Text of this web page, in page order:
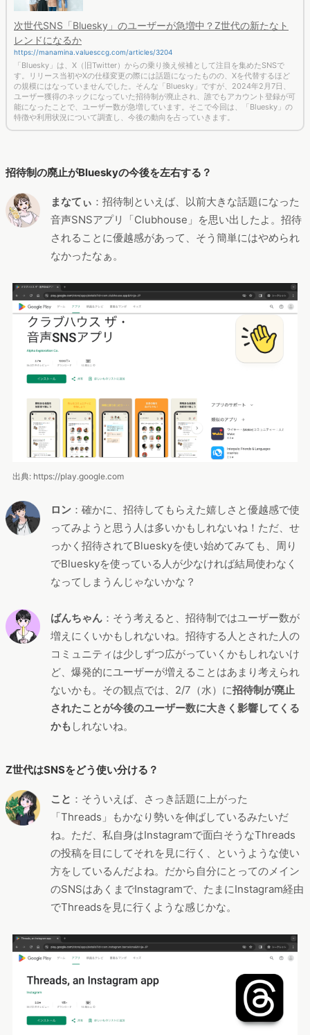
次世代SNS「Bluesky」のユーザーが急増中？Z世代の新たなト
レンドになるか
https://manamina.valuesccg.com/articles/3204
「Bluesky」は、X（旧Twitter）からの乗り換え候補として注目を集めたSNSで
す。リリース当初やXの仕様変更の際には話題になったものの、Xを代替するほど
の規模にはなっていませんでした。そんな「Bluesky」ですが、2024年2月7日、
ユーザー獲得のネックになっていた招待制が廃止され、誰でもアカウント登録が可
能になったことで、ユーザー数が急増しています。そこで今回は、「Bluesky」の
特徴や利用状況について調査し、今後の動向を占っていきます。
招待制の廃止がBlueskyの今後を左右する？
まなてぃ ：招待制といえば、以前大きな話題になった
音声SNSアプリ「Clubhouse」を思い出したよ。招待
されることに優越感があって、そう簡単にはやめられ
なかったなぁ。
出典: https://play.google.com
ロン ：確かに、招待してもらえた嬉しさと優越感で使
ってみようと思う人は多いかもしれないね！ただ、せ
っかく招待されてBlueskyを使い始めてみても、周り
でBlueskyを使っている人が少なければ結局使わなく
なってしまうんじゃないかな？
ばんちゃん ：そう考えると、招待制ではユーザー数が
増えにくいかもしれないね。招待する人とされた人の
コミュニティは少しずつ広がっていくかもしれないけ
ど、爆発的にユーザーが増えることはあまり考えられ
ないかも。その観点では、2/7（水）に招待制が廃止
されたことが今後のユーザー数に大きく影響してくる
かも しれないね。
Z世代はSNSをどう使い分ける？
こと ：そういえば、さっき話題に上がった
「Threads」もかなり勢いを伸ばしているみたいだ
ね。ただ、私自身はInstagramで面白そうなThreads
の投稿を目にしてそれを見に行く、というような使い
方をしているんだよね。だから自分にとってのメイン
のSNSはあくまでInstagramで、たまにInstagram経由
でThreadsを見に行くような感じかな。